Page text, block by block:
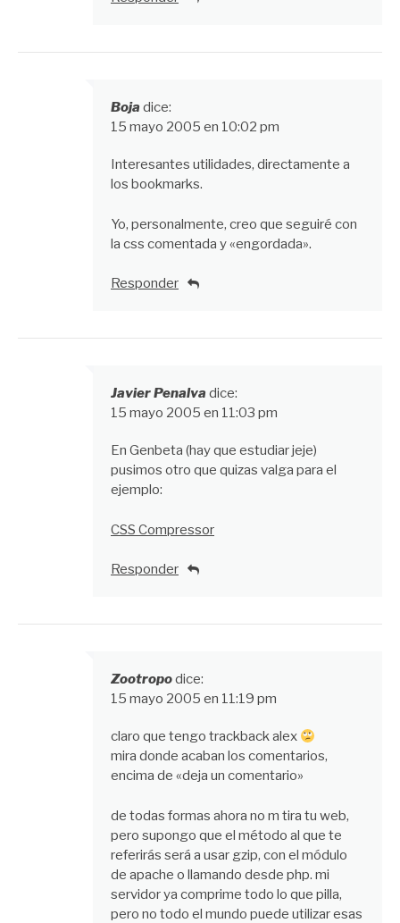
Boja dice:
15 mayo 2005 en 10:02 pm
Interesantes utilidades, directamente a
los bookmarks.
Yo, personalmente, creo que seguiré con
la css comentada y «engordada».
Responder
Javier Penalva dice:
15 mayo 2005 en 11:03 pm
En Genbeta (hay que estudiar jeje)
pusimos otro que quizas valga para el
ejemplo:
CSS Compressor
Responder
Zootropodice:
15 mayo 2005 en 11:19 pm
claro que tengo trackback alex
mira donde acaban los comentarios,
encima de «deja un comentario»
de todas formas ahora no m tira tu web,
pero supongo que el método al que te
referirás será a usar gzip, con el módulo
de apache o llamando desde php. mi
servidor ya comprime todo lo que pilla,
pero no todo el mundo puede utilizar esas